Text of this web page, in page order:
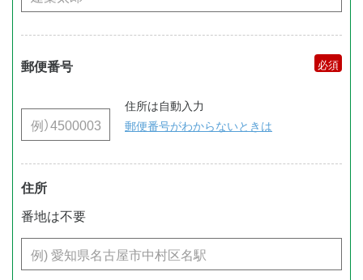
郵便番号
住所は自動入力
郵便番号がわからないときは
住所
番地は不要